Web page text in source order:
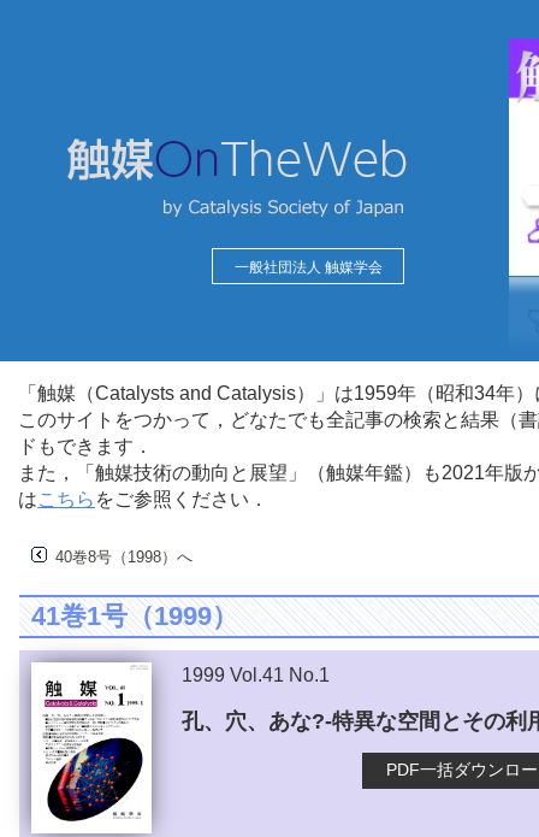
一般社団法人 触媒学会
「触媒（Catalysts and Catalysis）」は1959年（昭和34年
このサイトをつかって，どなたでも全記事の検索と結果（
ドもできます．
また，「触媒技術の動向と展望」（触媒年鑑）も2021年
はこちら をご参照ください．
40巻8号（1998）へ
41巻1号（1999）
1999 Vol.41 No.1
孔、穴、あな?-特異な空間とその利
PDF一括ダウンロ